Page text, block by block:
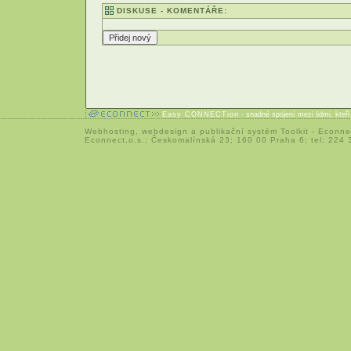
DISKUSE - KOMENTÁŘE:
Easy CONNECTion - snadné spojení mezi lidmi,
Webhosting webdesign a publikační systém Toolkit -
Econnect,o.s.; Českomalínská 23; 160 00 Praha 6; tel: 224